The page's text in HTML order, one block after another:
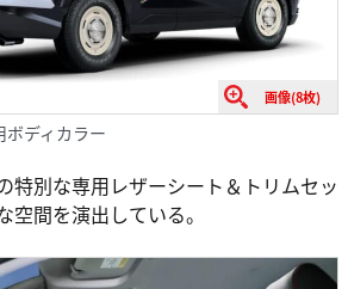
画像(8枚)
ボディカラー
特別な専用レザーシート＆トリムセッ
空間を演出している。